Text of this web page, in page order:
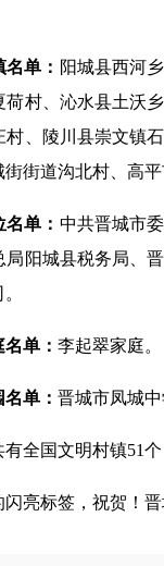
单： 阳城县西河
荷村、沁水县土沃
村、陵川县崇文镇
街道沟北村、高
单： 中共晋城市
阳城县税务局、
单： 李起翠家庭。
单： 晋城市凤城
全国文明村镇51
亮标签，祝贺！